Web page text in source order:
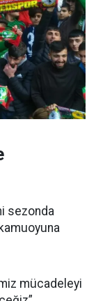
sezonda
mücadeleyi